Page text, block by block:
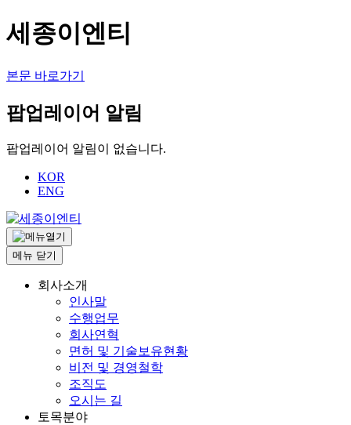
세종이엔티
본문 바로가기
팝업레이어 알림
팝업레이어 알림이 없습니다.
KOR
ENG
메뉴 닫기
회사소개
인사말
수행업무
회사연혁
면허 및 기술보유현황
비전 및 경영철학
조직도
오시는 길
토목분야